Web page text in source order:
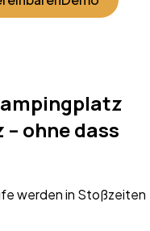
– ohne dass
werden in Stoßzeiten